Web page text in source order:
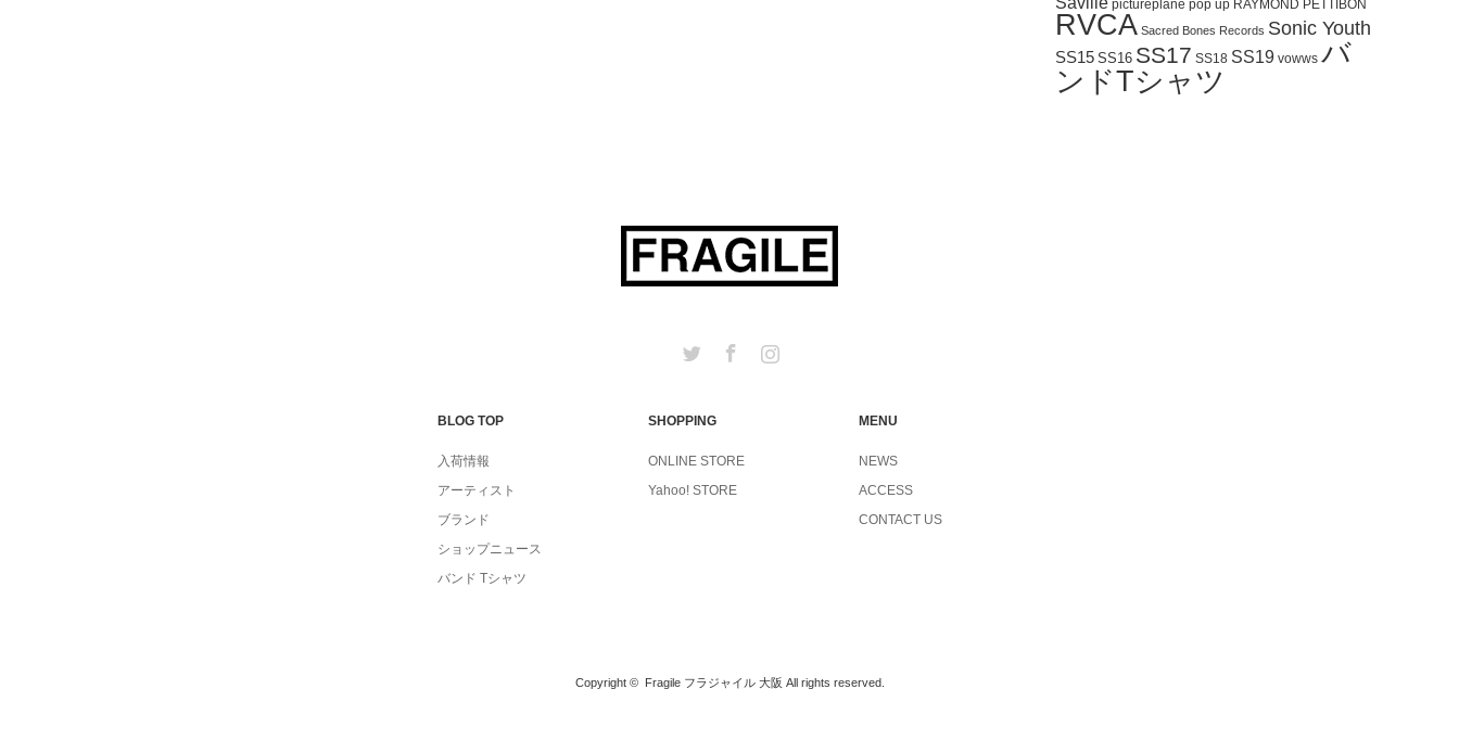
pictureplane pop up RAYMOND PETTIBON
RVCA Sacred Bones Records Sonic Youth
SS15 SS16 SS17 SS18 SS19 vowws バ
ンドTシャツ
Twitter Facebook
BLOG TOP
入荷情報
アーティスト
ブランド
ショップニュース
バンド Tシャツ
SHOPPING
ONLINE STORE
Yahoo! STORE
MENU
NEWS
ACCESS
CONTACT US
Copyright © Fragile フラジャイル 大阪 All rights reserved.